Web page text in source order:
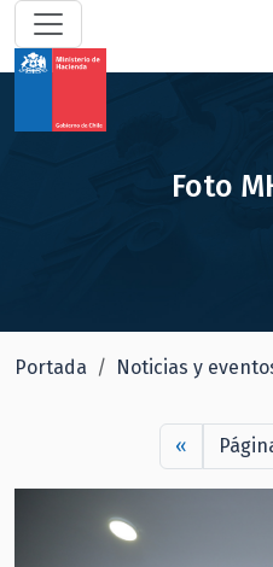
Foto
Portada Noticias y
«